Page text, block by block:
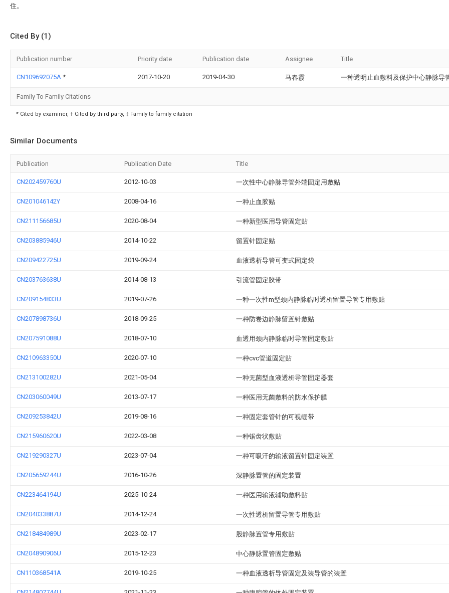
住。
Cited By (1)
Publication number Priority date Publication date Assignee Title
CN109692075A * 2017-10-20 2019-04-30 马春霞 一种透明止血敷料及保护中心静脉导
Family To Family Citations
* Cited by examiner, † Cited by third party, ‡ Family to family citation
Similar Documents
Publication Publication Date Title
CN202459760U 2012-10-03 一次性中心静脉导管外端固定用敷贴
CN201046142Y 2008-04-16 一种止血胶贴
CN211156685U 2020-08-04 一种新型医用导管固定贴
CN203885946U 2014-10-22 留置针固定贴
CN209422725U 2019-09-24 血液透析导管可变式固定袋
CN203763638U 2014-08-13 引流管固定胶带
CN209154833U 2019-07-26 一种一次性m型颈内静脉临时透析留置导管专用敷贴
CN207898736U 2018-09-25 一种防卷边静脉留置针敷贴
CN207591088U 2018-07-10 血透用颈内静脉临时导管固定敷贴
CN210963350U 2020-07-10 一种cvc管道固定贴
CN213100282U 2021-05-04 一种无菌型血液透析导管固定器套
CN203060049U 2013-07-17 一种医用无菌敷料的防水保护膜
CN209253842U 2019-08-16 一种固定套管针的可视绷带
CN215960620U 2022-03-08 一种锯齿状敷贴
CN219290327U 2023-07-04 一种可吸汗的输液留置针固定装置
CN205659244U 2016-10-26 深静脉置管的固定装置
CN223464194U 2025-10-24 一种医用输液辅助敷料贴
CN204033887U 2014-12-24 一次性透析留置导管专用敷贴
CN218484989U 2023-02-17 股静脉置管专用敷贴
CN204890906U 2015-12-23 中心静脉置管固定敷贴
CN110368541A 2019-10-25 一种血液透析导管固定及装导管的装置